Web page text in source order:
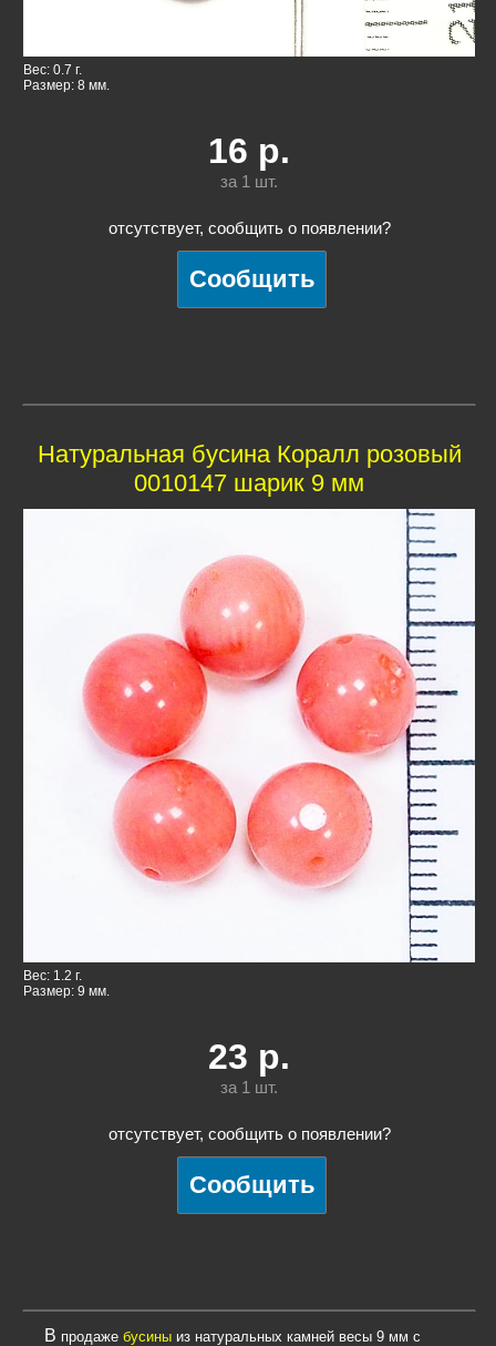
Вес: 0.7 г.
Размер: 8 мм.
16 р.
за 1 шт.
отсутствует, сообщить о появлении?
Натуральная бусина Коралл розовый
0010147 шарик 9 мм
Вес: 1.2 г.
Размер: 9 мм.
23 р.
за 1 шт.
отсутствует, сообщить о появлении?
В продаже бусины из натуральных камней весы 9 мм с